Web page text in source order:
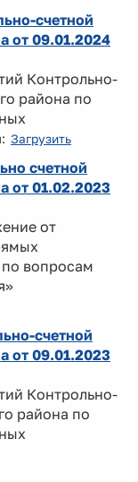
счетной
от 09.01.2024
Контрольно-
района по
Загрузить
счетной
от 01.02.2023
от
вопросам
счетной
от 09.01.2023
Контрольно-
района по